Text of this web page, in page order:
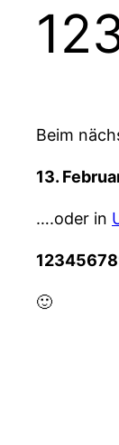
Beim
13.
….oder in
🙂